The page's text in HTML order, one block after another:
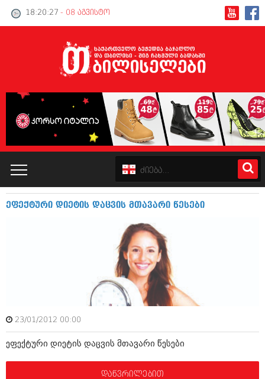
18:20:28 - 08 აგვისტო
პოლიტიკა
ინტერვიუები
კატალოგი
მოდი, ვილაპარაკოთ
ეფექტური დიეტის დაცვის მთავარი წესები
23/01/2012 00:00
ეფექტური დიეტის დაცვის მთავარი წესები
დაწვრილებით